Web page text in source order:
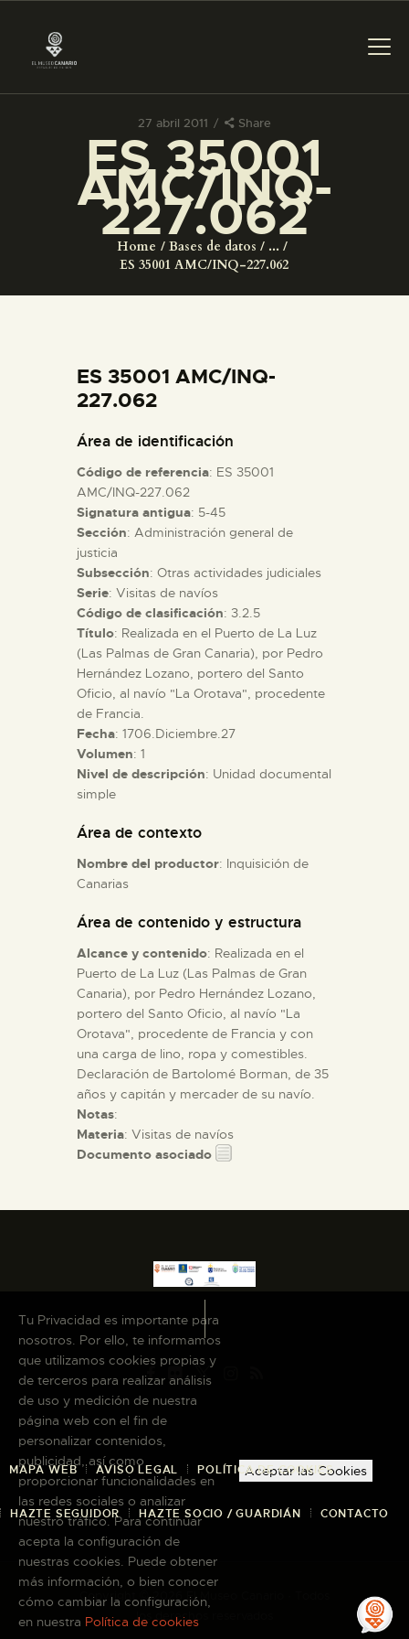
27 abril 2011 Share
ES 35001
AMC/INQ-
227.062
Home Bases de datos
...
ES 35001 AMC/INQ-227.062
PREPARAR LA VISITA
ACTIVIDADES
COLECCIONES
ESPAÑOL
PREPARAR LA VISITA
ACTIVIDADES
█
EL MUSEO
COLECCIONES
ESPAÑOL
ES 35001 AMC/INQ-
227.062
Área de identificación
Código de referencia: ES 35001
AMC/INQ-227.062
Signatura antigua: 5-45
Sección: Administración general de
justicia
Subsección: Otras actividades judiciales
Serie: Visitas de navíos
Código de clasificación: 3.2.5
Título: Realizada en el Puerto de La Luz
(Las Palmas de Gran Canaria), por Pedro
Hernández Lozano, portero del Santo
Oficio, al navío "La Orotava", procedente
de Francia.
Fecha: 1706.Diciembre.27
Volumen: 1
Nivel de descripción: Unidad documental
simple
Área de contexto
Nombre del productor: Inquisición de
Canarias
Área de contenido y estructura
Alcance y contenido: Realizada en el
Puerto de La Luz (Las Palmas de Gran
Canaria), por Pedro Hernández Lozano,
portero del Santo Oficio, al navío "La
Orotava", procedente de Francia y con
una carga de lino, ropa y comestibles.
Declaración de Bartolomé Borman, de 35
años y capitán y mercader de su navío.
Notas:
Materia: Visitas de navíos
Documento asociado
MAPA WEB AVISO LEGAL POLÍTICA DE COOKIES
HAZTE SEGUIDOR HAZTE SOCIO / GUARDIÁN CONTACTO
Copyright © 2026 El Museo Canario · Todos
los derechos reservados
Tu Privacidad es importante para
nosotros. Por ello, te informamos
que utilizamos cookies propias y
de terceros para realizar análisis
de uso y medición de nuestra
página web con el fin de
personalizar contenidos,
publicidad, así como
proporcionar funcionalidades en
las redes sociales o analizar
nuestro tráfico. Para continuar
acepta la configuración de
nuestras cookies. Puede obtener
más información, o bien conocer
cómo cambiar la configuración,
en nuestra Política de cookies
Aceptar las Cookies